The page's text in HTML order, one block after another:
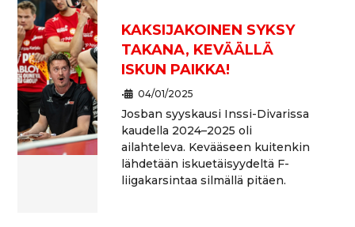
KAKSIJAKOINEN SYKSY
TAKANA, KEVÄÄLLÄ
ISKUN PAIKKA!
• 04/01/2025
Josban syyskausi Inssi-Divarissa
kaudella 2024–2025 oli
ailahteleva. Kevääseen kuitenkin
lähdetään iskuetäisyydeltä F-
liigakarsintaa silmällä pitäen.